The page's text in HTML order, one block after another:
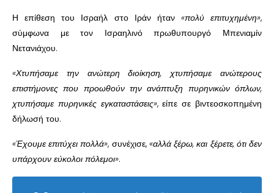
Η επίθεση του Ισραήλ στο Ιράν ήταν «πολύ επιτυχημένη»,
σύμφωνα με τον Ισραηλινό πρωθυπουργό Μπενιαμίν
Νετανιάχου.
«Χτυπήσαμε την ανώτερη διοίκηση, χτυπήσαμε ανώτερους
επιστήμονες που προωθούν την ανάπτυξη πυρηνικών όπλων,
χτυπήσαμε πυρηνικές εγκαταστάσεις», είπε σε βιντεοσκοπημένη
δήλωσή του.
«Έχουμε επιτύχει πολλά», συνέχισε,«αλλά ξέρω, και ξέρετε, ότι δεν
υπάρχουν εύκολοι πόλεμοι».